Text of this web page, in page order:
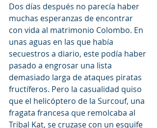
Dos días después no parecía haber
muchas esperanzas de encontrar
con vida al matrimonio Colombo. En
unas aguas en las que había
secuestros a diario, este podía haber
pasado a engrosar una lista
demasiado larga de ataques piratas
fructíferos. Pero la casualidad quiso
que el helicóptero de la Surcouf, una
fragata francesa que remolcaba al
Tribal Kat, se cruzase con un esquife